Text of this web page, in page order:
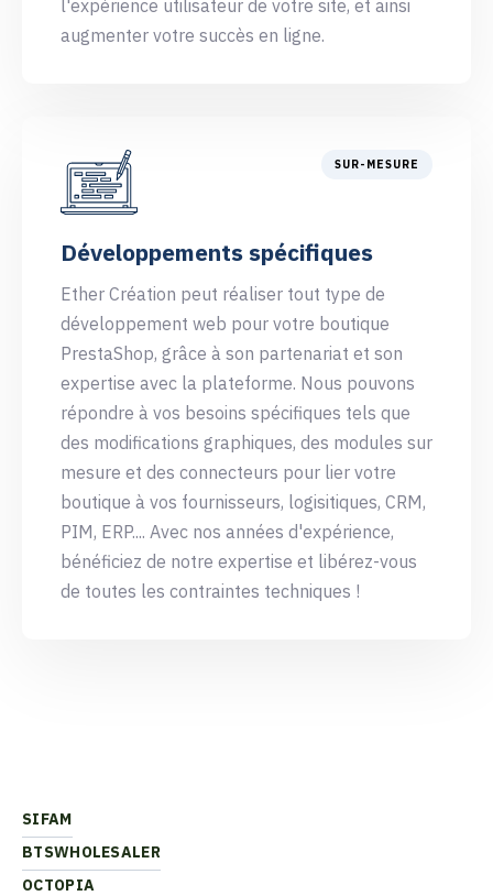
l'expérience utilisateur de votre site, et ainsi
augmenter votre succès en ligne.
SUR-MESURE
Développements spécifiques
Ether Création peut réaliser tout type de
développement web pour votre boutique
PrestaShop, grâce à son partenariat et son
expertise avec la plateforme. Nous pouvons
répondre à vos besoins spécifiques tels que
des modifications graphiques, des modules sur
mesure et des connecteurs pour lier votre
boutique à vos fournisseurs, logisitiques, CRM,
PIM, ERP.... Avec nos années d'expérience,
bénéficiez de notre expertise et libérez-vous
de toutes les contraintes techniques !
SIFAM
BTSWHOLESALER
OCTOPIA